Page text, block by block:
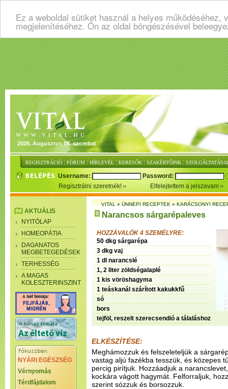
Ez a weboldal sütiket használ a helyes
megjelenítéséhez. Ön az oldal böngészésével
2026. Augusztus 08. szombat
REGISZTRÁCIÓ : FÓRUM : HÍRLEVÉL : KERESŐK : SZAKÉRTŐINK :
Username:
Password:
Regisztrálni szeretnék!
Elfelejtettem a jelszavam
AKTUÁLIS
NYITÓLAP
HOMEOPÁTIA
DAGANATOS
MEGBETEGEDÉSEK
TERHESSÉG
A MAGAS
KOLESZTERINSZINT
NYÁRI EGÉSZSÉG
Vérnyomás
Térdfájdalom
VITAL»ÜNNEPI RECEPTEK»KARÁCSONYI
Narancsos sárgarépaleves
HOZZÁVALÓK 4 SZEMÉLYRE:
50 dkg sárgarépa
3 dkg vaj
1 dl narancslé
1, 2 liter zöldségalaplé
1 kis vöröshagyma
1 teáskanál szárított kakukkfű
só
bors
tejföl, reszelt szerecsendió a tálaláshoz
ELKÉSZÍTÉSE:
Meghámozzuk és felszeleteljük a
vastag aljú fazékba tesszük, és közepes
percig pirítjuk. Hozzáadjuk a
kockára vágott hagymát. Felforraljuk,
szerint sózzuk és borsozzuk.